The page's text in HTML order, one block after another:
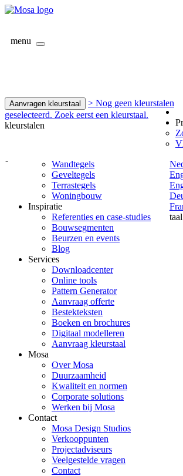
menu
Aanvragen kleurstaal
> Nog geen kleurstalen
geselecteerd. Zoek eerst een kleurstaal.
kleurstalen
-
taal
Wandtegels
Geveltegels
Terrastegels
Woningbouw
Inspiratie
Referenties en case-studies
Bouwsegmenten
Beurzen en events
Blog
Services
Downloadcenter
Online tools
Pattern Generator
Aanvraag offerte
Bestekteksten
Boeken en brochures
Digitaal modelleren
Aanvraag kleurstaal
Mosa
Over Mosa
Duurzaamheid
Kwaliteit en normen
Corporate solutions
Werken bij Mosa
Contact
Mosa Design Studios
Verkooppunten
Projectadviseurs
Veelgestelde vragen
Contact